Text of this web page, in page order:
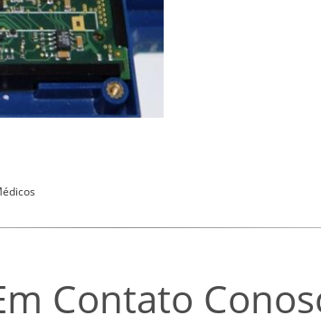
Contato